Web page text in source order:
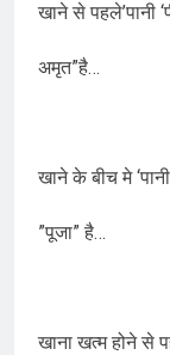
खाने से पहले’पानी
अमृत”है…
खाने के बीच मे
”पूजा” है…
खाना खत्म होने से